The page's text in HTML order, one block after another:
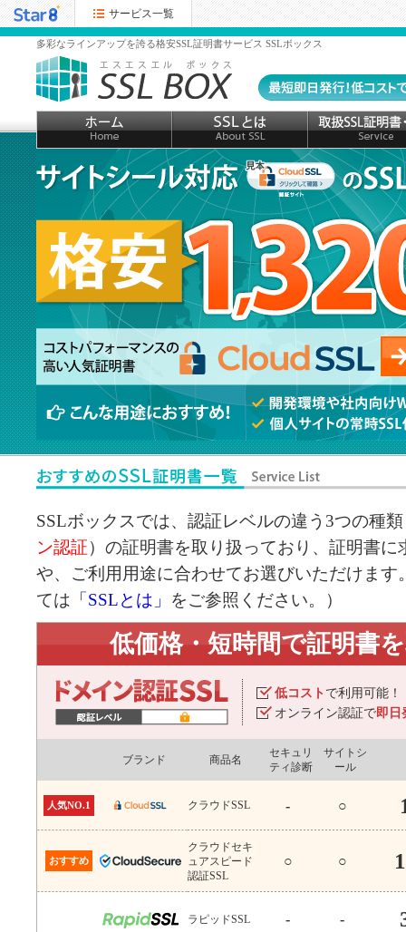
サービス一覧
多彩なラインアップを誇る格安SSL証明書サービス SSLボックス
SSLボックスでは、認証レベルの違う3つの種
ン認証）の証明書を取り扱っており、証明書
や、ご利用用途に合わせてお選びいただけます
ては 「SSLとは」 をご参照ください。）
低価格・短時間で証明書
低コスト で利用可能！
オンライン認証で即日
ブランド 商品名
セキュリ
ティ診断
サイトシ
ール
人気NO.1 クラウドSSL - ○
おすすめ
クラウドセキ
ュアスピード
認証SSL
○ ○
ラピッドSSL - -